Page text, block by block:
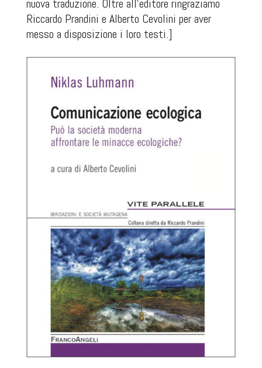
nuova traduzione. Oltre all'editore ringraziamo
Riccardo Prandini e Alberto Cevolini per aver
messo a disposizione i loro testi.]